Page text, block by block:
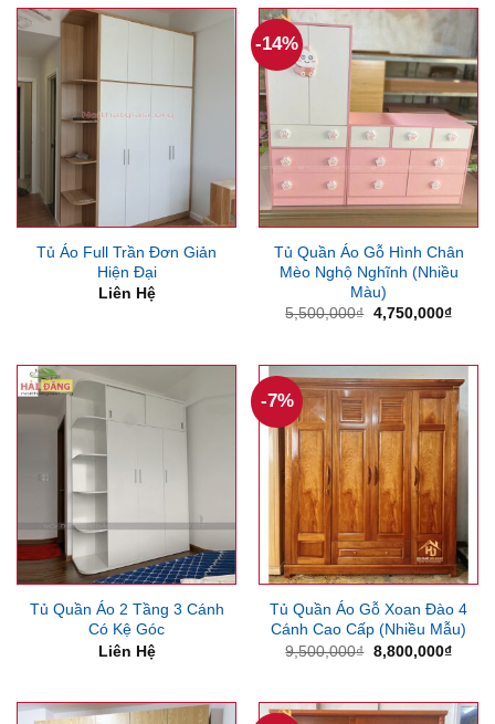
6,300,000₫.
Tủ Áo Full Trần Đơn Giản
Hiện Đại
Liên Hệ
-14%
Tủ Quần Áo Gỗ Hình Chân
Mèo Nghộ Nghĩnh (Nhiều
Màu)
5,500,000₫ Giá
4,750,000₫Giá
Tủ Quần Áo 2 Tầng 3 Cánh
Có Kệ Góc
Liên Hệ
-7%
Tủ Quần Áo Gỗ Xoan Đào 4
Cánh Cao Cấp (Nhiều Mẫu)
9,500,000₫ Giá
8,800,000₫Giá